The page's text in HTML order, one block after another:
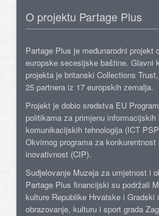
O projektu Partage Plus
Partage Plus je međunarodni projekt
europske secesijske baštine. Glavni
projekta je britanski Collections
25 partnera iz 17 europskih zemalja.
Projekt je dobio sredstva EU
politikama za primjenu informacijskih i
komunikacijskih tehnologija (ICT
Okvirnog programa za konkurentnost i
inovativnost (CIP).
Sudjelovanje Muzeja za umjetnost i
Partage Plus financijski su podržali
kulture Republike Hrvatske i Gradski
obrazovanje, kulturu i sport grada